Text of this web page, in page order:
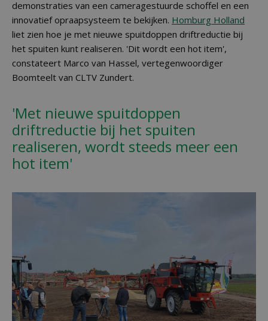
demonstraties van een cameragestuurde schoffel en een
innovatief opraapsysteem te bekijken. Homburg Holland
liet zien hoe je met nieuwe spuitdoppen driftreductie bij
het spuiten kunt realiseren. 'Dit wordt een hot item',
constateert Marco van Hassel, vertegenwoordiger
Boomteelt van CLTV Zundert.
'Met nieuwe spuitdoppen
driftreductie bij het spuiten
realiseren, wordt steeds meer een
hot item'